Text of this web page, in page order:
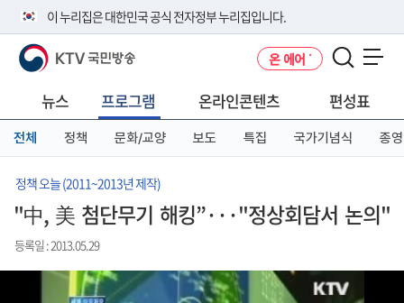
이 누리집은 대한민국 공식 전자정부 누리집입니다.
공식 누리집 주소 확인하기
니다.
이밖에 or.kr 또는 .kr등 다른 도메인 주소를 사용하고 있다면 아래 URL에
서 도메인 주소를 확인해 보세요
KTV 국민방송 온 에어
뉴스 프로그램 온라인콘텐츠 편성표
전체 정책 문화/교양 보도 특집 국가기념식 종영
정책 오늘 (2011~2013년 제작)
"中, 美 첨단무기 해킹”···"정상회담서 논의"
등록일 : 2013.05.29